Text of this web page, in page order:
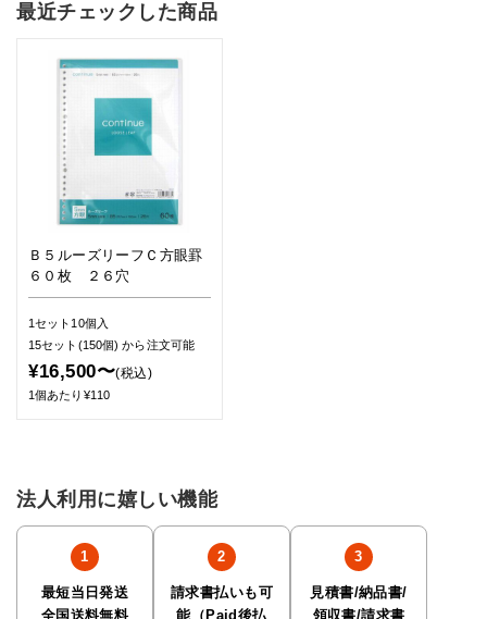
最近チェックした商品
Ｂ５ルーズリーフＣ方眼罫
６０枚 ２６穴
1セット10個入
15セット(150個)から注文可能
¥16,500〜(税込)
1個あたり¥110
法人利用に嬉しい機能
最短当日発送
全国送料無料
請求書払いも可
能（Paid後払
見積書/納品書/
領収書/請求書